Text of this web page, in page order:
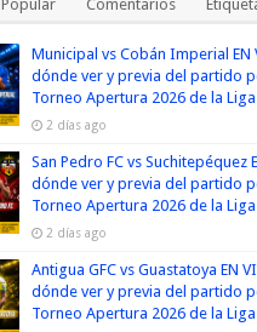
Popular Comentarios
Municipal vs Cobán Imperial EN
dónde ver y previa del partido
Torneo Apertura 2026 de la
2 días ago
San Pedro FC vs Suchitepéquez
dónde ver y previa del partido
Torneo Apertura 2026 de la
2 días ago
Antigua GFC vs Guastatoya EN
dónde ver y previa del partido
Torneo Apertura 2026 de la